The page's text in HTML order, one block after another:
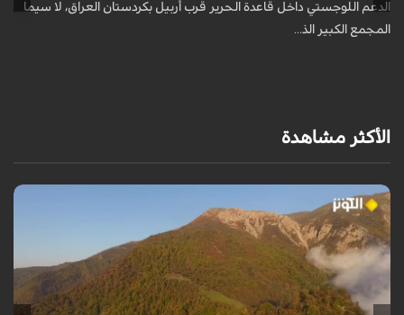
الدعم اللوجستي داخل قاعدة الحرير قرب أربيل بكردستان العراق، لا سيما
المجمع الكبير الذ...
الأكثر مشاهدة